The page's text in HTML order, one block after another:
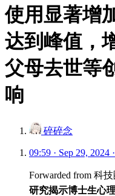
使用显著增
达到峰值，
父母去世等
响
碎碎念
09:59 · Sep 29, 2024
Forwarded from 科技
研究揭示博士生心